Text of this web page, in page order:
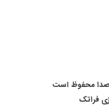
صدا محفوظ است
فراتک